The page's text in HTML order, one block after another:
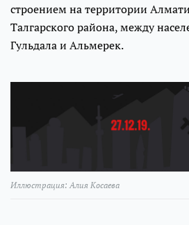
строением на территории
Талгарского района, между
Гульдала и Альмерек.
Иллюстрация: Алия Косаева